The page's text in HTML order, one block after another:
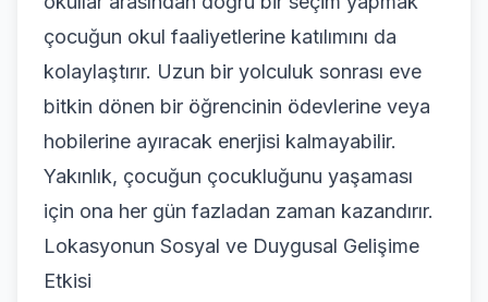
çocuğun okul faaliyetlerine katılımını da
kolaylaştırır. Uzun bir yolculuk sonrası eve
bitkin dönen bir öğrencinin ödevlerine veya
hobilerine ayıracak enerjisi kalmayabilir.
Yakınlık, çocuğun çocukluğunu yaşaması
için ona her gün fazladan zaman kazandırır.
Lokasyonun Sosyal ve Duygusal Gelişime
Etkisi